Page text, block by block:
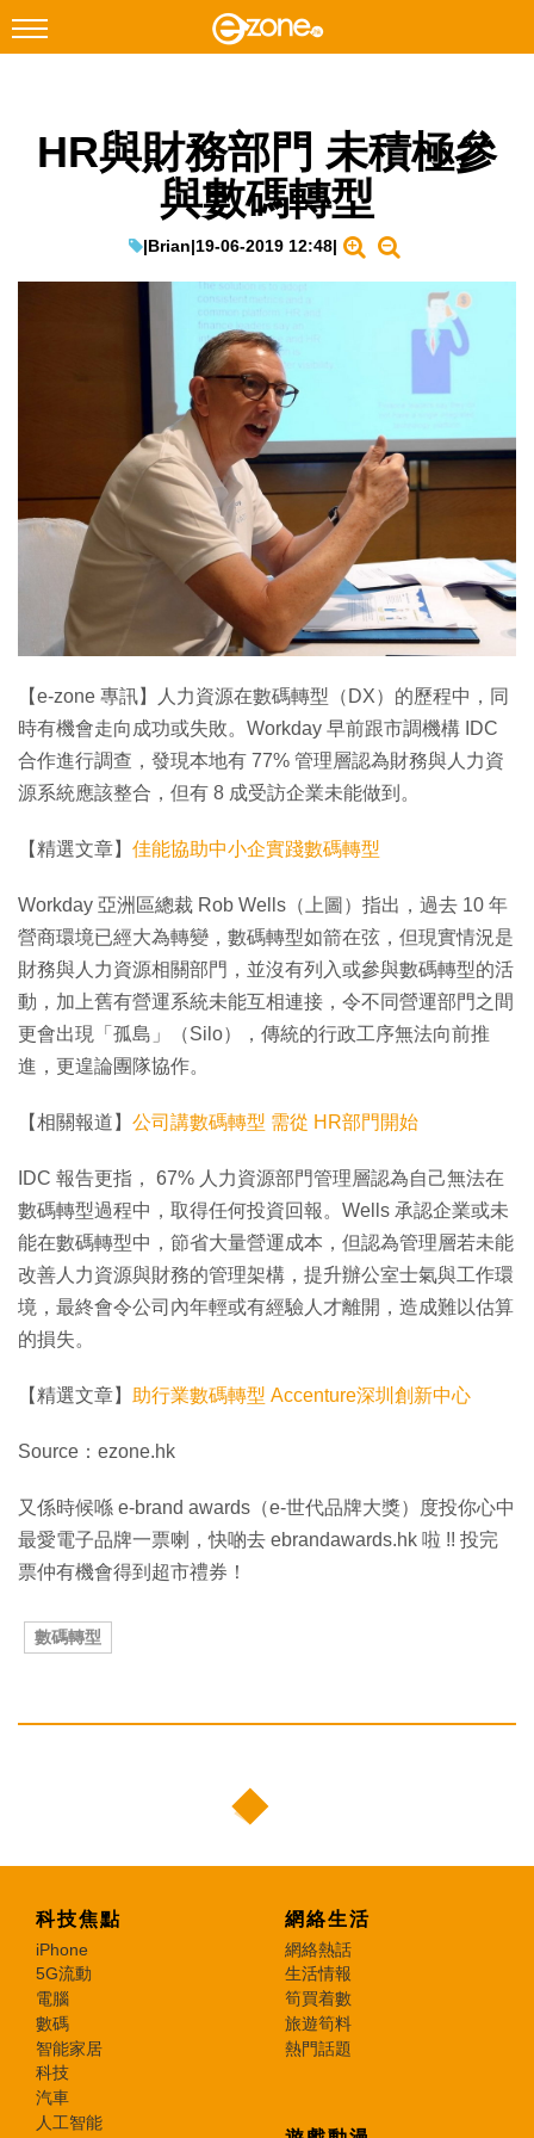
Facebook Instagram
遊戲動漫
生成式AI與雲端應用
Enterprise Digital Transformation
HR與財務部門 未積極參
與數碼轉型
|Brian|19-06-2019 12:48|
【e-zone 專訊】人力資源在數碼轉型（DX）的歷程中，同
時有機會走向成功或失敗。Workday 早前跟市調機構 IDC
合作進行調查，發現本地有 77% 管理層認為財務與人力資
源系統應該整合，但有 8 成受訪企業未能做到。
【精選文章】 佳能協助中小企實踐數碼轉型
Workday 亞洲區總裁 Rob Wells（上圖）指出，過去 10 年
營商環境已經大為轉變，數碼轉型如箭在弦，但現實情況是
財務與人力資源相關部門，並沒有列入或參與數碼轉型的活
動，加上舊有營運系統未能互相連接，令不同營運部門之間
更會出現「孤島」（Silo），傳統的行政工序無法向前推
進，更遑論團隊協作。
【相關報道】 公司講數碼轉型 需從 HR部門開始
IDC 報告更指， 67% 人力資源部門管理層認為自己無法在
數碼轉型過程中，取得任何投資回報。Wells 承認企業或未
能在數碼轉型中，節省大量營運成本，但認為管理層若未能
改善人力資源與財務的管理架構，提升辦公室士氣與工作環
境，最終會令公司內年輕或有經驗人才離開，造成難以估算
的損失。
【精選文章】 助行業數碼轉型 Accenture深圳創新中心
Source：ezone.hk
又係時候喺 e-brand awards（e-世代品牌大獎）度投你心中
最愛電子品牌一票喇，快啲去 ebrandawards.hk 啦 !! 投完
票仲有機會得到超市禮券！
數碼轉型
科技焦點
iPhone
5G流動
電腦
數碼
智能家居
科技
汽車
人工智能
網絡生活
網絡熱話
生活情報
筍買着數
旅遊筍料
熱門話題